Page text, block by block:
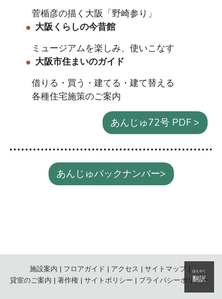
翻訳
ほんやく
菅楯彦の描く大阪「野崎参り」
大阪くらしの今昔館
ミュージアムを楽しみ、使いこなす
大阪市住まいのガイド
借りる・買う・建てる・建て替える
各種住宅施策のご案内
あんじゅ72号 PDF >
あんじゅバックナンバー>
施設案内 フロアガイド アクセス
サイトマップ
貸室のご案内
著作権 サイトポリシー プライバシーポリシー